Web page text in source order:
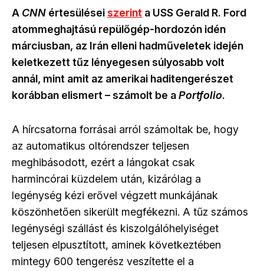
A CNN értesüléseiszerint a USS Gerald R. Ford
atommeghajtású repülőgép-hordozón idén
márciusban, az Irán elleni hadműveletek idején
keletkezett tűz lényegesen súlyosabb volt
annál, mint amit az amerikai haditengerészet
korábban elismert – számolt be aPortfolio.
A hírcsatorna forrásai arról számoltak be, hogy
az automatikus oltórendszer teljesen
meghibásodott, ezért a lángokat csak
harmincórai küzdelem után, kizárólag a
legénység kézi erővel végzett munkájának
köszönhetően sikerült megfékezni. A tűz számos
legénységi szállást és kiszolgálóhelyiséget
teljesen elpusztított, aminek következtében
mintegy 600 tengerész veszítette el a